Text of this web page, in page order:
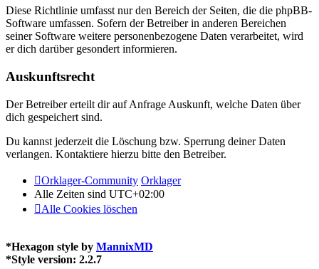
Diese Richtlinie umfasst nur den Bereich der Seiten, die die phpBB-
Software umfassen. Sofern der Betreiber in anderen Bereichen
seiner Software weitere personenbezogene Daten verarbeitet, wird
er dich darüber gesondert informieren.
Auskunftsrecht
Der Betreiber erteilt dir auf Anfrage Auskunft, welche Daten über
dich gespeichert sind.
Du kannst jederzeit die Löschung bzw. Sperrung deiner Daten
verlangen. Kontaktiere hierzu bitte den Betreiber.
Orklager-Community Orklager
Alle Zeiten sind UTC+02:00
Alle Cookies löschen
*Hexagon style by MannixMD
*Style version: 2.2.7